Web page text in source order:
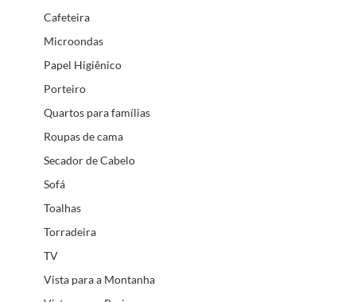
Cafeteira
Microondas
Papel Higiênico
Porteiro
Quartos para famílias
Roupas de cama
Secador de Cabelo
Sofá
Toalhas
Torradeira
TV
Vista para a Montanha